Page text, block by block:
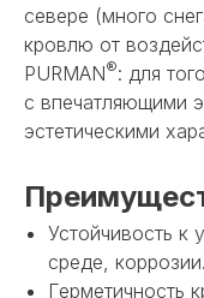
севере (много
кровлю от
PURMAN®: для
с впечатляющими
эстетическими
Устойчивость к
среде, коррозии.
Герметичность